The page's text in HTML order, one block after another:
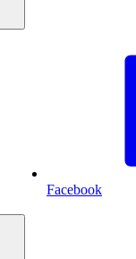
Facebook